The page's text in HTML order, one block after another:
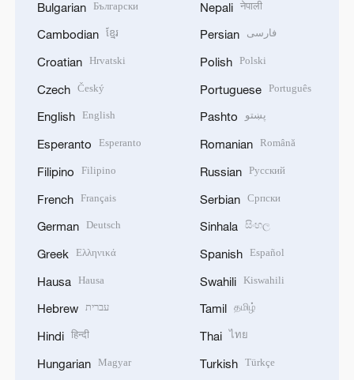
Bulgarian Български
Cambodian ខ្មែរ
Croatian Hrvatski
Czech Český
English English
Esperanto Esperanto
Filipino Filipino
French Français
German Deutsch
Greek Ελληνικά
Hausa Hausa
Hebrew עברית
Hindi हिन्दी
Hungarian Magyar
Nepali नेपाली
Persian فارسی
Polish Polski
Portuguese Português
Pashto پښتو
Romanian Română
Russian Русский
Serbian Српски
Sinhala සිංහල
Spanish Español
Swahili Kiswahili
Tamil தமிழ்
Thai ไทย
Turkish Türkçe